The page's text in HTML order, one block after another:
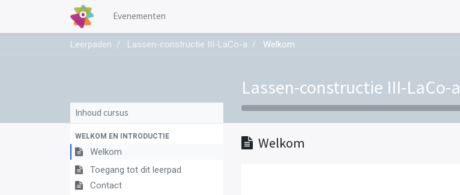
Evenementen
Leerpaden Lassen-constructie III-LaCo-a Welkom
Lassen-constructie III-LaCo-a
Inhoud cursus
WELKOM EN INTRODUCTIE
Welkom
Toegang tot dit leerpad
Contact
Welkom